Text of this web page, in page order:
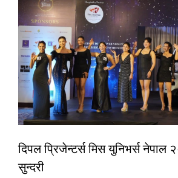
दिपल प्रिजेन्टर्स मिस युनिभर्स
सुन्दरी